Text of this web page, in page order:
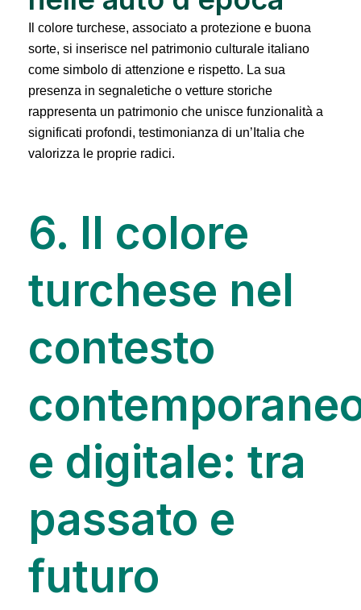
Il colore turchese, associato a protezione e buona
sorte, si inserisce nel patrimonio culturale italiano
come simbolo di attenzione e rispetto. La sua
presenza in segnaletiche o vetture storiche
rappresenta un patrimonio che unisce funzionalità a
significati profondi, testimonianza di un’Italia che
valorizza le proprie radici.
6. Il colore
turchese nel
contesto
e digitale: tra
passato e
futuro